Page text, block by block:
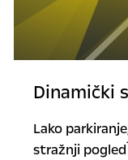
Dinamički
Lako
stražnji pogled